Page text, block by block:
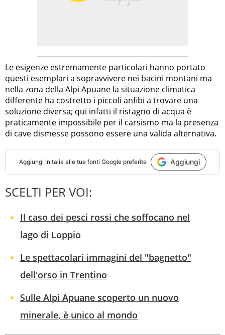
Le esigenze estremamente particolari hanno portato
questi esemplari a sopravvivere nei bacini montani ma
nella zona della Alpi Apuane la situazione climatica
differente ha costretto i piccoli anfibi a trovare una
soluzione diversa; qui infatti il ristagno di acqua è
praticamente impossibile per il carsismo ma la presenza
di cave dismesse possono essere una valida alternativa.
Aggiungi InItalia alle tue fonti Google preferite Aggiungi
SCELTI PER VOI:
Il caso dei pesci rossi che soffocano nel
lago di Loppio
Le spettacolari immagini del "bagnetto"
dell'orso in Trentino
Sulle Alpi Apuane scoperto un nuovo
minerale, è unico al mondo